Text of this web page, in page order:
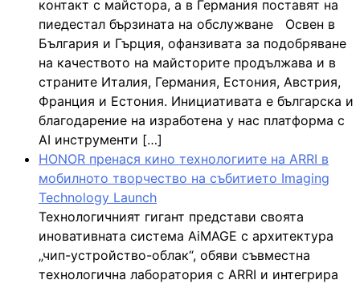
контакт с майстора, а в Германия поставят на
пиедестал бързината на обслужване Освен в
България и Гърция, офанзивата за подобряване
на качеството на майсторите продължава и в
страните Италия, Германия, Естония, Австрия,
Франция и Естония. Инициативата е българска и
благодарение на изработена у нас платформа с
AI инструменти […]
HONOR пренася кино технологиите на ARRI в
мобилното творчество на събитието Imaging
Technology Launch
Технологичният гигант представи своята
иновативната система AiMAGE с архитектура
„чип-устройство-облак“, обяви съвместна
технологична лаборатория с ARRI и интегрира